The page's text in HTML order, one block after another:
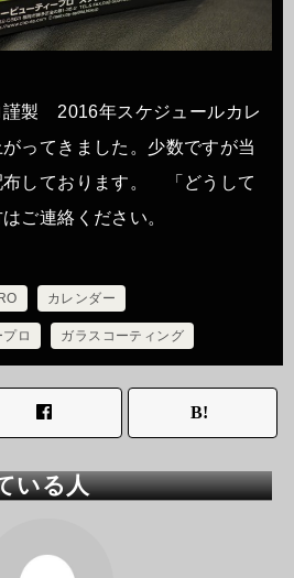
謹製 2016年スケジュールカレ
ってきました。少数ですが当
布しております。 「どうして
ご連絡ください。
カレンダー
ロ ガラスコーティング
いる人